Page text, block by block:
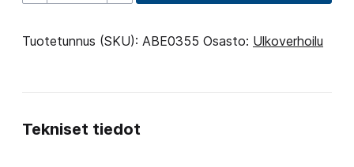
8
Tuotetunnus (SKU): ABE0355 Osasto: Ulkoverhoilu
Tekniset tiedot